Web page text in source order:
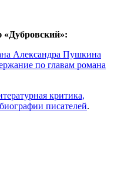
«Дубровский»:
Александра Пушкина
по главам романа
критика,
писателей.